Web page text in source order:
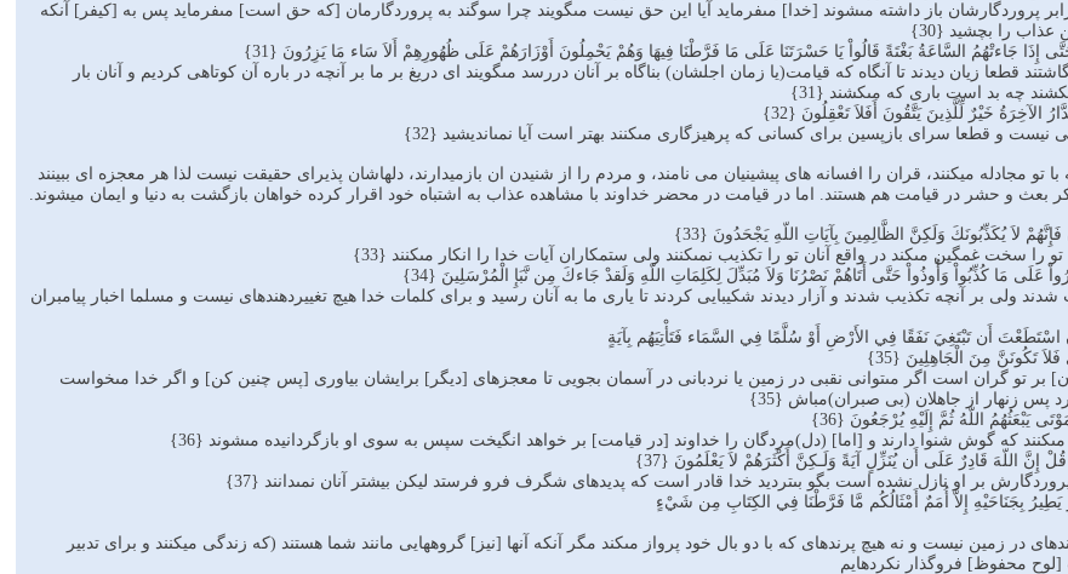
پروردگارشان باز داشته مى‏شوند [خدا] مى‏فرمايد آيا اين حق نيست مى‏گويند چرا سوگند به پروردگارمان [كه حق است] مى‏فرمايد پس به [كيفر] آنكه
عذاب را بچشيد {30}
إِذَا جَاءتْهُمُ السَّاعَةُ بَغْتَةً قَالُواْ يَا حَسْرَتَنَا عَلَى مَا فَرَّطْنَا فِيهَا وَهُمْ يَحْمِلُونَ أَوْزَارَهُمْ عَلَى ظُهُورِهِمْ أَلاَ سَاء مَا يَزِرُونَ {31}
قطعا زيان ديدند تا آنگاه كه قيامت(یا زمان اجلشان) بناگاه بر آنان دررسد مى‏گويند اى دريغ بر ما بر آنچه در باره آن كوتاهى كرديم و آنان بار
چه بد است بارى كه مى‏كشند {31}
الآخِرَةُ خَيْرٌ لِّلَّذِينَ يَتَّقُونَ أَفَلاَ تَعْقِلُونَ {32}
و قطعا سراى بازپسين براى كسانى كه پرهيزگارى مى‏كنند بهتر است آيا نمى‏انديشيد {32}
آیات 25-32:اینها که با تو مجادله میکنند، قران را افسانه های پیشینیان می نامند، و مردم را از شنیدن ان بازمیدارند، دلهاشان پذیرای حقیقت نیست لذا هر معجزه ای ببینند
بعث و حشر در قیامت هم هستند. اما در قیامت در محضر خداوند با مشاهده عذاب به اشتباه خود اقرار کرده خواهان بازگشت به دنیا و ایمان میشوند.
لاَ يُكَذِّبُونَكَ وَلَكِنَّ الظَّالِمِينَ بِآيَاتِ اللّهِ يَجْحَدُونَ {33}
تو را سخت غمگين مى‏كند در واقع آنان تو را تكذيب نمى‏كنند ولى ستمكاران آيات خدا را انكار مى‏كنند {33}
مَا كُذِّبُواْ وَأُوذُواْ حَتَّى أَتَاهُمْ نَصْرُنَا وَلاَ مُبَدِّلَ لِكَلِمَاتِ اللّهِ وَلَقدْ جَاءكَ مِن نَّبَإِ الْمُرْسَلِينَ {34}
شدند ولى بر آنچه تكذيب شدند و آزار ديدند شكيبايى كردند تا يارى ما به آنان رسيد و براى كلمات خدا هيچ تغييردهنده‏اى نيست و مسلما اخبار پيامبران
أَن تَبْتَغِيَ نَفَقًا فِي الأَرْضِ أَوْ سُلَّمًا فِي السَّمَاء فَتَأْتِيَهُم بِآيَةٍ
تَكُونَنَّ مِنَ الْجَاهِلِينَ {35}
بر تو گران است اگر مى‏توانى نقبى در زمين يا نردبانى در آسمان بجويى تا معجزه‏اى [ديگر] برايشان بياورى [پس چنين كن] و اگر خدا مى‏خواست
پس زنهار از جاهلان (بی صبران)مباش {35}
يَبْعَثُهُمُ اللّهُ ثُمَّ إِلَيْهِ يُرْجَعُونَ {36}
كه گوش شنوا دارند و [اما] (دل)مردگان را خداوند [در قيامت] بر خواهد انگيخت‏ سپس به سوى او بازگردانيده مى‏شوند {36}
إِنَّ اللّهَ قَادِرٌ عَلَى أَن يُنَزِّلٍ آيَةً وَلَـكِنَّ أَكْثَرَهُمْ لاَ يَعْلَمُونَ {37}
بر او نازل نشده است بگو بى‏ترديد خدا قادر است كه پديده‏اى شگرف فرو فرستد ليكن بيشتر آنان نمى‏دانند {37}
بِجَنَاحَيْهِ إِلاَّ أُمَمٌ أَمْثَالُكُم مَّا فَرَّطْنَا فِي الكِتَابِ مِن شَيْءٍ
در زمين نيست و نه هيچ پرنده‏اى كه با دو بال خود پرواز مى‏كند مگر آنكه آنها [نيز] گروه‏هايى مانند شما هستند (که زندگی میکنند و برای تدبیر
محفوظ] فروگذار نكرده‏ايم